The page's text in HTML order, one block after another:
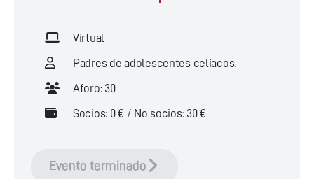
Virtual
Padres de adolescentes celíacos.
Aforo: 30
Socios: 0 € / No socios: 30 €
Evento terminado